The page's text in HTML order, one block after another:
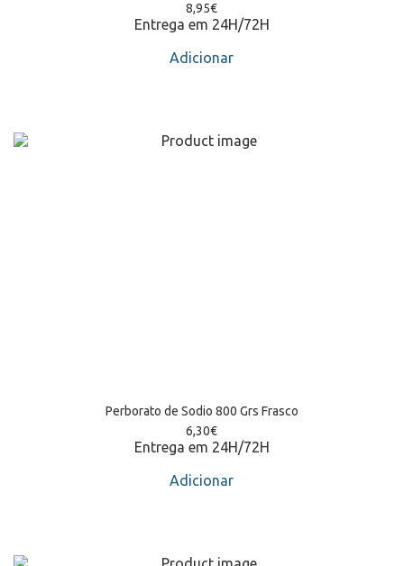
8,95€
Entrega em 24H/72H
Adicionar
Perborato de Sodio 800 Grs Frasco
6,30€
Entrega em 24H/72H
Adicionar